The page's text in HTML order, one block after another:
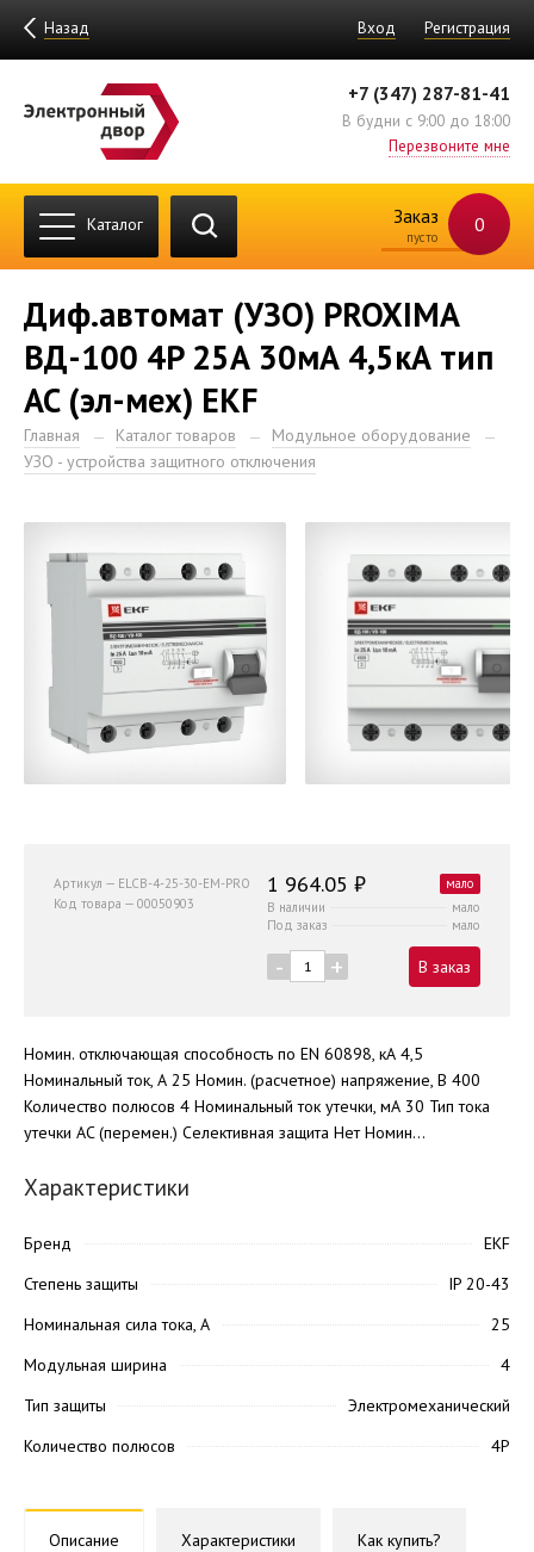
Назад Вход Регистрация
+7 (347) 287-81-41
В будни с 9:00 до 18:00
Перезвоните мне
Каталог Заказ 0
пусто
Диф.автомат (УЗО) PROXIMA
ВД-100 4P 25А 30мА 4,5кА тип
AC (эл-мех) EKF
Главная Каталог товаров
Модульное оборудование
УЗО - устройства защитного отключения
Номин. отключающая способность по EN 60898, кА 4,5
Номинальный ток, А 25 Номин. (расчетное) напряжение, В 400
Количество полюсов 4 Номинальный ток утечки, мА 30 Тип тока
утечки AC (перемен.) Селективная защита Нет Номин...
Характеристики
Бренд
EKF
Степень защиты
IP 20-43
Номинальная сила тока, А
25
Модульная ширина
4
Тип защиты
Электромеханический
Количество полюсов
4P
Артикул — ELCB-4-25-30-EM-PRO
Код товара — 00050903
1 964.05 ₽
мало
В наличии
мало
Под заказ
мало
- + В заказ
Описание Характеристики Как купить?